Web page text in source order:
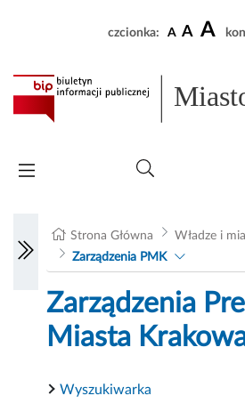
czcionka: A A A
Strona Główna Władze i
Zarządzenia PMK
Zarządzenia
Miasta
Wyszukiwarka